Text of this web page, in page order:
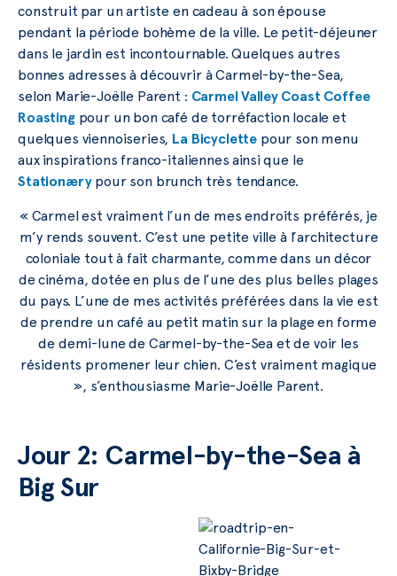
construit par un artiste en cadeau à son épouse
pendant la période bohème de la ville. Le petit-déjeuner
dans le jardin est incontournable. Quelques autres
bonnes adresses à découvrir à Carmel-by-the-Sea,
selon Marie-Joëlle Parent : Carmel Valley Coast Coffee
Roastingpour un bon café de torréfaction locale et
quelques viennoiseries, La Bicyclette pour son menu
aux inspirations franco-italiennes ainsi que le
Stationærypour son brunch très tendance.
« Carmel est vraiment l’un de mes endroits préférés, je
m’y rends souvent. C’est une petite ville à l’architecture
coloniale tout à fait charmante, comme dans un décor
de cinéma, dotée en plus de l’une des plus belles plages
du pays. L’une de mes activités préférées dans la vie est
de prendre un café au petit matin sur la plage en forme
de demi-lune de Carmel-by-the-Sea et de voir les
résidents promener leur chien. C’est vraiment magique
», s’enthousiasme Marie-Joëlle Parent.
Jour 2: Carmel-by-the-Sea à
Big Sur